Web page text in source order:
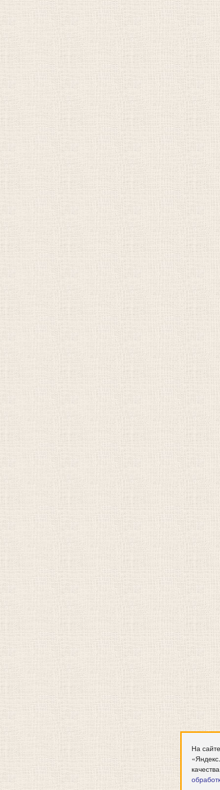
На